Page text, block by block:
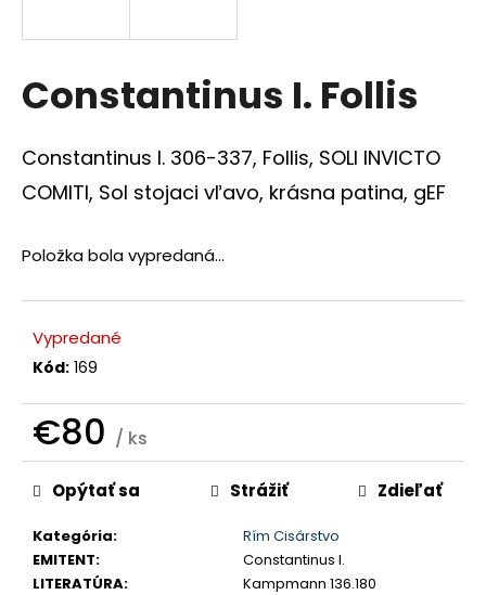
Constantinus I. Follis
Constantinus I. 306-337, Follis, SOLI INVICTO
COMITI, Sol stojaci vľavo, krásna patina, gEF
Položka bola vypredaná…
Vypredané
Kód: 169
€80 / ks
Jednotková
cena:
Kategória:
Rím Cisárstvo
EMITENT:
Constantinus I.
LITERATÚRA:
Kampmann 136.180
Opýtať sa Strážiť Zdieľať
s
ť
HĽADAŤ
O
d
p
o
č
m
e